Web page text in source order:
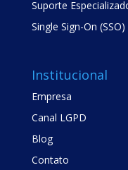
Suporte
Single Sign-On (SSO)
Institucional
Empresa
Canal LGPD
Blog
Contato